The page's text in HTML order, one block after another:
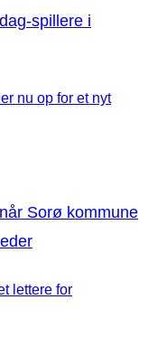
spillere i
nu op for et nyt
Sorø kommune
lettere for